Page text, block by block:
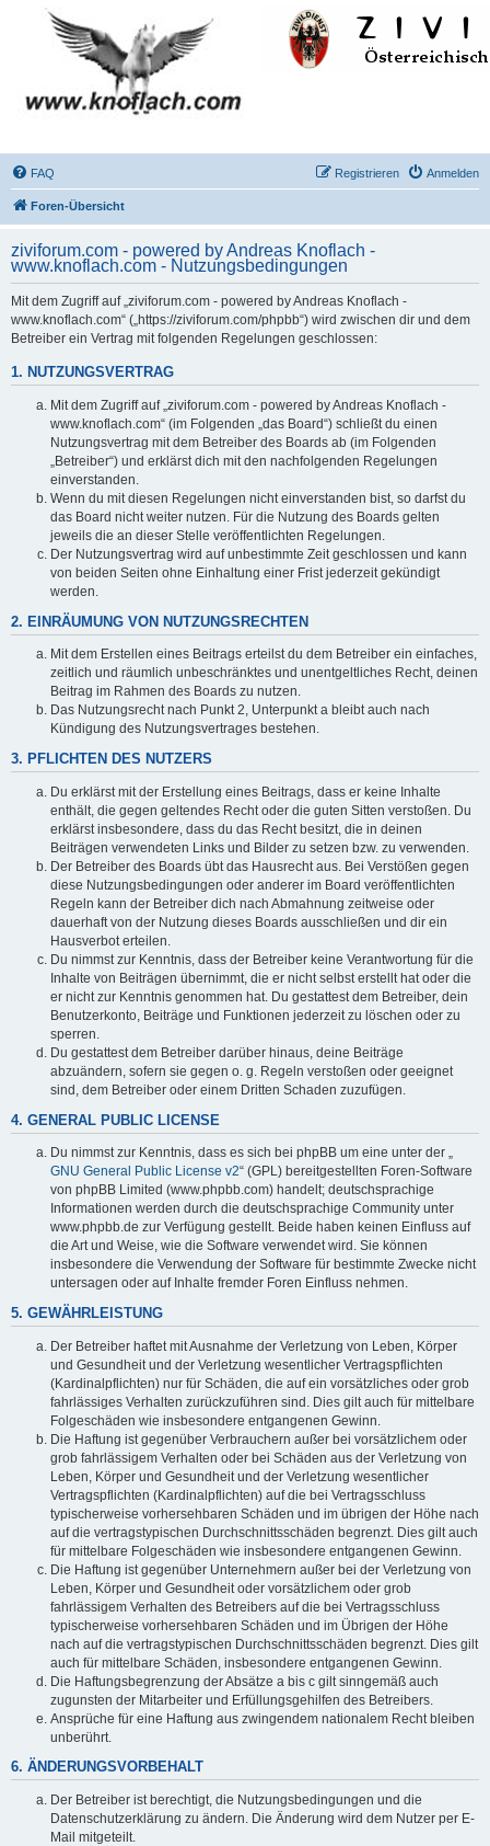
FAQ Anmelden
Registrieren
Foren-Übersicht
ziviforum.com - powered by Andreas Knoflach -
www.knoflach.com - Nutzungsbedingungen
Mit dem Zugriff auf „ziviforum.com - powered by Andreas Knoflach -
www.knoflach.com“ („https://ziviforum.com/phpbb“) wird zwischen dir und dem
Betreiber ein Vertrag mit folgenden Regelungen geschlossen:
1. NUTZUNGSVERTRAG
Mit dem Zugriff auf „ziviforum.com - powered by Andreas Knoflach -
www.knoflach.com“ (im Folgenden „das Board“) schließt du einen
Nutzungsvertrag mit dem Betreiber des Boards ab (im Folgenden
„Betreiber“) und erklärst dich mit den nachfolgenden Regelungen
einverstanden.
Wenn du mit diesen Regelungen nicht einverstanden bist, so darfst du
das Board nicht weiter nutzen. Für die Nutzung des Boards gelten
jeweils die an dieser Stelle veröffentlichten Regelungen.
Der Nutzungsvertrag wird auf unbestimmte Zeit geschlossen und kann
von beiden Seiten ohne Einhaltung einer Frist jederzeit gekündigt
werden.
2. EINRÄUMUNG VON NUTZUNGSRECHTEN
Mit dem Erstellen eines Beitrags erteilst du dem Betreiber ein einfaches,
zeitlich und räumlich unbeschränktes und unentgeltliches Recht, deinen
Beitrag im Rahmen des Boards zu nutzen.
Das Nutzungsrecht nach Punkt 2, Unterpunkt a bleibt auch nach
Kündigung des Nutzungsvertrages bestehen.
3. PFLICHTEN DES NUTZERS
Du erklärst mit der Erstellung eines Beitrags, dass er keine Inhalte
enthält, die gegen geltendes Recht oder die guten Sitten verstoßen. Du
erklärst insbesondere, dass du das Recht besitzt, die in deinen
Beiträgen verwendeten Links und Bilder zu setzen bzw. zu verwenden.
Der Betreiber des Boards übt das Hausrecht aus. Bei Verstößen gegen
diese Nutzungsbedingungen oder anderer im Board veröffentlichten
Regeln kann der Betreiber dich nach Abmahnung zeitweise oder
dauerhaft von der Nutzung dieses Boards ausschließen und dir ein
Hausverbot erteilen.
Du nimmst zur Kenntnis, dass der Betreiber keine Verantwortung für die
Inhalte von Beiträgen übernimmt, die er nicht selbst erstellt hat oder die
er nicht zur Kenntnis genommen hat. Du gestattest dem Betreiber, dein
Benutzerkonto, Beiträge und Funktionen jederzeit zu löschen oder zu
sperren.
Du gestattest dem Betreiber darüber hinaus, deine Beiträge
abzuändern, sofern sie gegen o. g. Regeln verstoßen oder geeignet
sind, dem Betreiber oder einem Dritten Schaden zuzufügen.
4. GENERAL PUBLIC LICENSE
Du nimmst zur Kenntnis, dass es sich bei phpBB um eine unter der „
GNU General Public License v2“ (GPL) bereitgestellten Foren-Software
von phpBB Limited (www.phpbb.com) handelt; deutschsprachige
Informationen werden durch die deutschsprachige Community unter
www.phpbb.de zur Verfügung gestellt. Beide haben keinen Einfluss auf
die Art und Weise, wie die Software verwendet wird. Sie können
insbesondere die Verwendung der Software für bestimmte Zwecke nicht
untersagen oder auf Inhalte fremder Foren Einfluss nehmen.
5. GEWÄHRLEISTUNG
Der Betreiber haftet mit Ausnahme der Verletzung von Leben, Körper
und Gesundheit und der Verletzung wesentlicher Vertragspflichten
(Kardinalpflichten) nur für Schäden, die auf ein vorsätzliches oder grob
fahrlässiges Verhalten zurückzuführen sind. Dies gilt auch für mittelbare
Folgeschäden wie insbesondere entgangenen Gewinn.
Die Haftung ist gegenüber Verbrauchern außer bei vorsätzlichem oder
grob fahrlässigem Verhalten oder bei Schäden aus der Verletzung von
Leben, Körper und Gesundheit und der Verletzung wesentlicher
Vertragspflichten (Kardinalpflichten) auf die bei Vertragsschluss
typischerweise vorhersehbaren Schäden und im übrigen der Höhe nach
auf die vertragstypischen Durchschnittsschäden begrenzt. Dies gilt auch
für mittelbare Folgeschäden wie insbesondere entgangenen Gewinn.
Die Haftung ist gegenüber Unternehmern außer bei der Verletzung von
Leben, Körper und Gesundheit oder vorsätzlichem oder grob
fahrlässigem Verhalten des Betreibers auf die bei Vertragsschluss
typischerweise vorhersehbaren Schäden und im Übrigen der Höhe
nach auf die vertragstypischen Durchschnittsschäden begrenzt. Dies gilt
auch für mittelbare Schäden, insbesondere entgangenen Gewinn.
Die Haftungsbegrenzung der Absätze a bis c gilt sinngemäß auch
zugunsten der Mitarbeiter und Erfüllungsgehilfen des Betreibers.
Ansprüche für eine Haftung aus zwingendem nationalem Recht bleiben
unberührt.
6. ÄNDERUNGSVORBEHALT
Der Betreiber ist berechtigt, die Nutzungsbedingungen und die
Datenschutzerklärung zu ändern. Die Änderung wird dem Nutzer per E-
Mail mitgeteilt.